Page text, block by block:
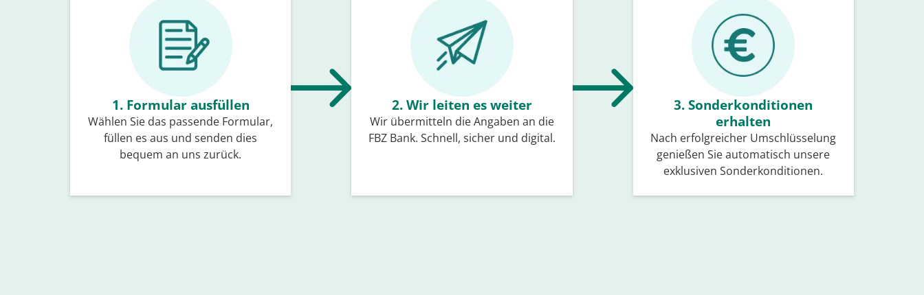
1. Formular ausfüllen
Wählen Sie das passende Formular,
füllen es aus und senden dies
bequem an uns zurück.
2. Wir leiten es weiter
Wir übermitteln die Angaben an die
FBZ Bank. Schnell, sicher und digital.
3. Sonder­konditionen
erhalten
Nach erfolgreicher Umschlüsselung
genießen Sie automatisch unsere
exklusiven Sonder­konditionen.